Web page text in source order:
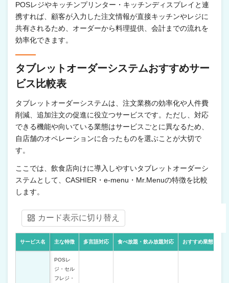
POSレジやキッチンプリンター・キッチンディスプレイと連
携すれば、顧客が入力した注文情報が直接キッチンやレジに
共有されるため、オーダーから料理提供、会計までの流れを
効率化できます。
タブレットオーダーシステムおすすめサー
ビス比較表
タブレットオーダーシステムは、注文業務の効率化や人件費
削減、追加注文の促進に役立つサービスです。ただし、対応
できる機能や向いている業態はサービスごとに異なるため、
自店舗のオペレーションに合ったものを選ぶことが大切で
す。
ここでは、飲食店向けに導入しやすいタブレットオーダーシ
ステムとして、CASHIER・e-menu・Mr.Menuの特徴を比較
します。
カード表示に切り替え
サービス名 主な特徴 多言語対応 食べ放題・飲み放題対応 おすすめ業態
POSレ
ジ・セル
フレジ・